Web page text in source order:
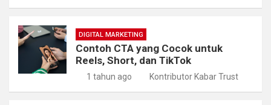
DIGITAL MARKETING
Contoh CTA yang Cocok untuk
Reels, Short, dan TikTok
1 tahun ago Kontributor Kabar Trust